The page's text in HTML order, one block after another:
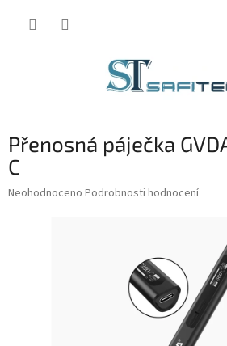
Přenosná páječka
C
Průměrné
Neohodnoceno Podrobnosti hodnocení